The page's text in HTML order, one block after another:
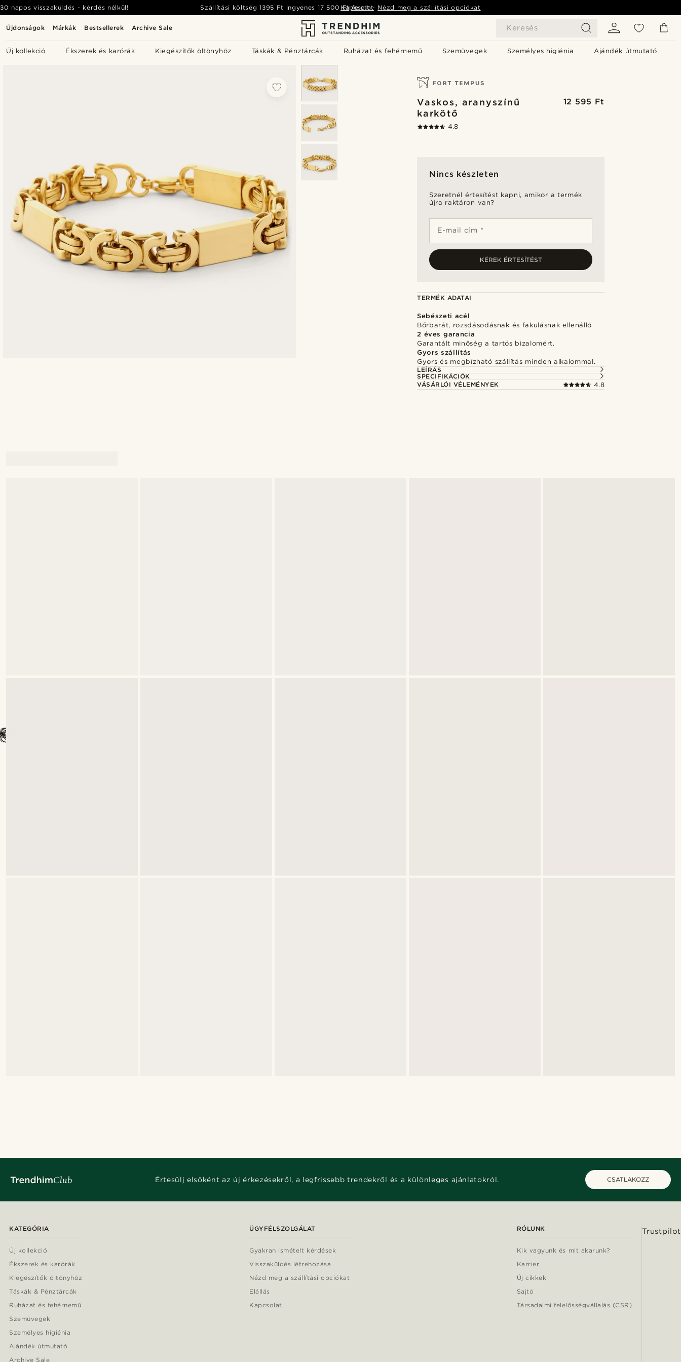
Újdonságok Márkák Bestsellerek Archive Sale Keresés
Új kollekció Ékszerek és karórák Kiegészítők öltönyhöz Táskák & Pénztárcák Ruházat és fehérnemű Szemüvegek Személyes higiénia Ajándék útmutató
30 napos visszaküldés - kérdés nélkül! Szállítási költség1395 Ft ingyenes 17 500 Ft felett- Nézd meg a szállítási opciókat
Kapcsolat
Vaskos, aranyszínű
karkötő
12 595 Ft
4.8
Nincs készleten
Szeretnél értesítést kapni, amikor a termék
újra raktáron van?
E-mail cím *
KÉREK ÉRTESÍTÉST
TERMÉK ADATAI
Sebészeti acél
Bőrbarát, rozsdásodásnak és fakulásnak ellenálló
2 éves garancia
Garantált minőség a tartós bizalomért.
Gyors szállítás
Gyors és megbízható szállítás minden alkalommal.
LEÍRÁS
SPECIFIKÁCIÓK
VÁSÁRLÓI VÉLEMÉNYEK
4.8
Értesülj elsőként az új érkezésekről, a legfrissebb trendekről és a különleges ajánlatokról. CSATLAKOZZ
KATEGÓRIA
Új kollekció
Ékszerek és karórák
Kiegészítők öltönyhöz
Táskák & Pénztárcák
Ruházat és fehérnemű
Szemüvegek
Személyes higiénia
Ajándék útmutató
Archive Sale
ÜGYFÉLSZOLGÁLAT
Gyakran ismételt kérdések
Visszaküldés létrehozása
Nézd meg a szállítási opciókat
Elállás
Kapcsolat
RÓLUNK
Kik vagyunk és mit akarunk?
Karrier
Új cikkek
Sajtó
Társadalmi felelősségvállalás (CSR)
Trustpilot